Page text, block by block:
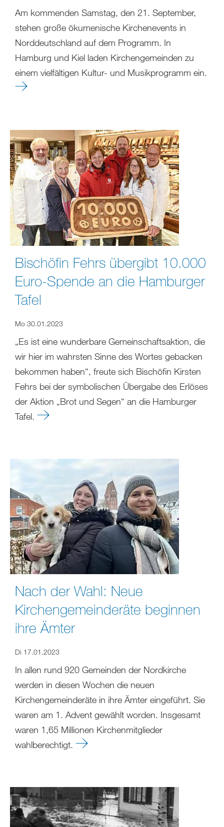
Am kommenden Samstag, den 21. September,
stehen große ökumenische Kirchenevents in
Norddeutschland auf dem Programm. In
Hamburg und Kiel laden Kirchengemeinden zu
einem vielfältigen Kultur- und Musikprogramm ein.
Bischöfin Fehrs übergibt 10.000
Euro-Spende an die Hamburger
Tafel
Mo 30.01.2023
„Es ist eine wunderbare Gemeinschaftsaktion, die
wir hier im wahrsten Sinne des Wortes gebacken
bekommen haben“, freute sich Bischöfin Kirsten
Fehrs bei der symbolischen Übergabe des Erlöses
der Aktion „Brot und Segen“ an die Hamburger
Tafel.
Nach der Wahl: Neue
Kirchengemeinderäte beginnen
ihre Ämter
Di 17.01.2023
In allen rund 920 Gemeinden der Nordkirche
werden in diesen Wochen die neuen
Kirchengemeinderäte in ihre Ämter eingeführt. Sie
waren am 1. Advent gewählt worden. Insgesamt
waren 1,65 Millionen Kirchenmitglieder
wahlberechtigt.